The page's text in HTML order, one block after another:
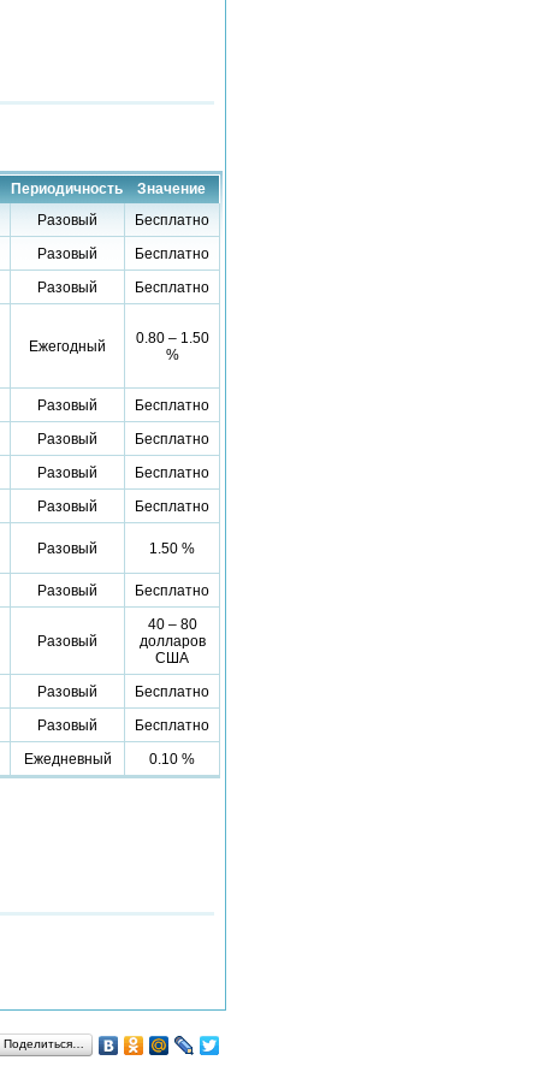
Периодичность
Значение
Разовый
Бесплатно
Разовый
Бесплатно
Разовый
Бесплатно
Ежегодный
0.80 – 1.50
%
Разовый
Бесплатно
Разовый
Бесплатно
Разовый
Бесплатно
Разовый
Бесплатно
Разовый 1.50 %
Разовый Бесплатно
Разовый
40 – 80
долларов
США
Разовый
Бесплатно
Разовый
Бесплатно
Ежедневный 0.10 %
Поделиться…